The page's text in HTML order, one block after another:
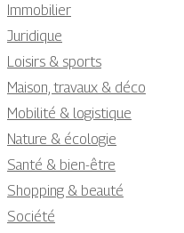
Immobilier
Juridique
Loisirs & sports
Maison, travaux & déco
Mobilité & logistique
Nature & écologie
Santé & bien-être
Shopping & beauté
Société